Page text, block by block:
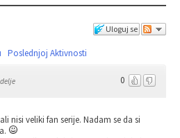
Uloguj se
Poslednjoj Aktivnosti
0
nisi veliki fan serije. Nadam se da si